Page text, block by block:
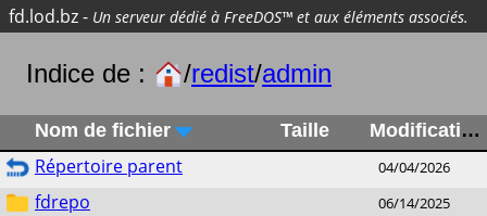
fd.lod.bz- Un serveur dédié à FreeDOS™ et aux éléments associés.
Indice de : /redist/admin
Nom de fichier Taille Modification
Répertoire parent 04/04/2026
fdrepo 06/14/2025